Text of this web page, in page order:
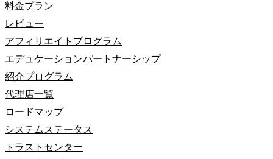
料金プラン
レビュー
アフィリエイトプログラム
エデュケーションパートナーシップ
紹介プログラム
代理店一覧
ロードマップ
システムステータス
トラストセンター